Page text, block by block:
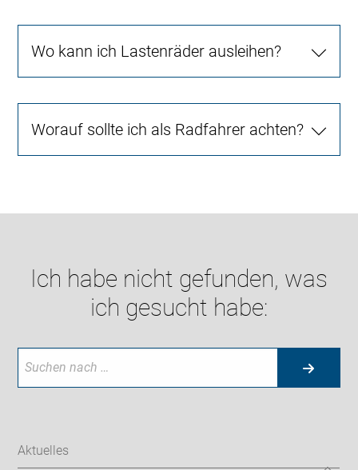
Wo kann ich Lastenräder ausleihen?
Worauf sollte ich als Radfahrer achten?
Ich habe nicht gefunden, was
ich gesucht habe:
Aktuelles